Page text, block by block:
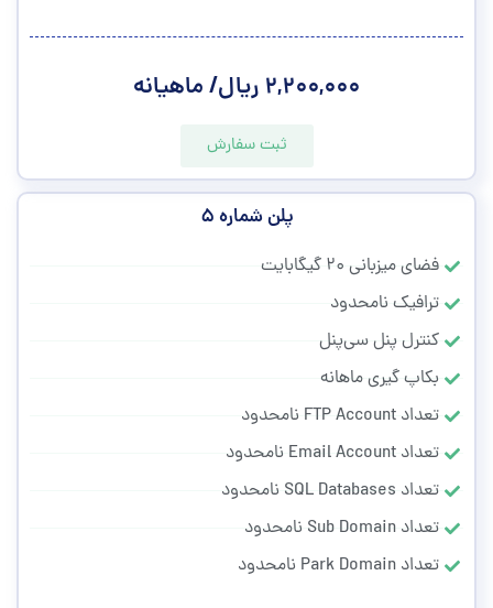
۲,۲۰۰,۰۰۰ ریال/ ماهیانه
ثبت سفارش
پلن شماره ۵
فضای میزبانی ۲۰ گیگابایت
ترافیک نامحدود
کنترل پنل سی‌پنل
بکاپ گیری ماهانه
تعداد FTP Account نامحدود
تعداد Email Account نامحدود
تعداد SQL Databases نامحدود
تعداد Sub Domain نامحدود
تعداد Park Domain نامحدود